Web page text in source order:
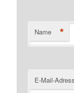
Name *
E-Mail-